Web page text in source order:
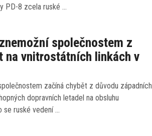
PD-8 zcela ruské …
společnostem z
vnitrostátních linkách v
začíná chybět z důvodu západních
dopravních letadel na obsluhu
se ruské vedení …